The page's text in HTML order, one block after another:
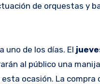
de orquestas y
de los días. El
al público una
ocasión. La compra